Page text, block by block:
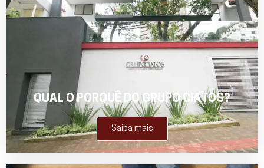
QUAL O PORQUÊ DO GRUPO CIATOS?
Saiba mais